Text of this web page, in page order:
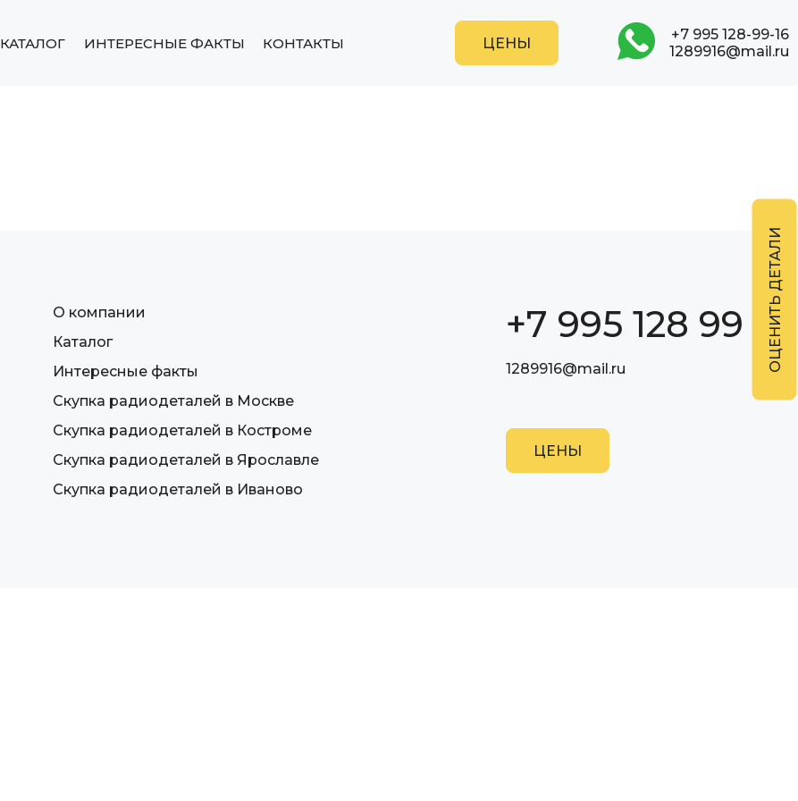
КАТАЛОГ ИНТЕРЕСНЫЕ ФАКТЫ КОНТАКТЫ
+7 995 128-99-16
1289916@mail.ru
О компании
Каталог
Интересные факты
Скупка радиодеталей в Москве
Скупка радиодеталей в Костроме
Скупка радиодеталей в Ярославле
Скупка радиодеталей в Иваново
+7 995 128 99 16
1289916@mail.ru